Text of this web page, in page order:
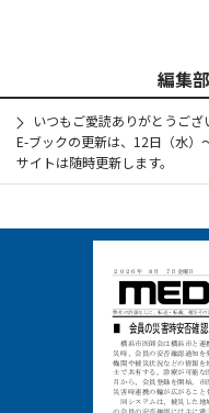
編集
いつもご愛読ありがとうござ
E-ブックの更新は、12日（水）
サイトは随時更新します。